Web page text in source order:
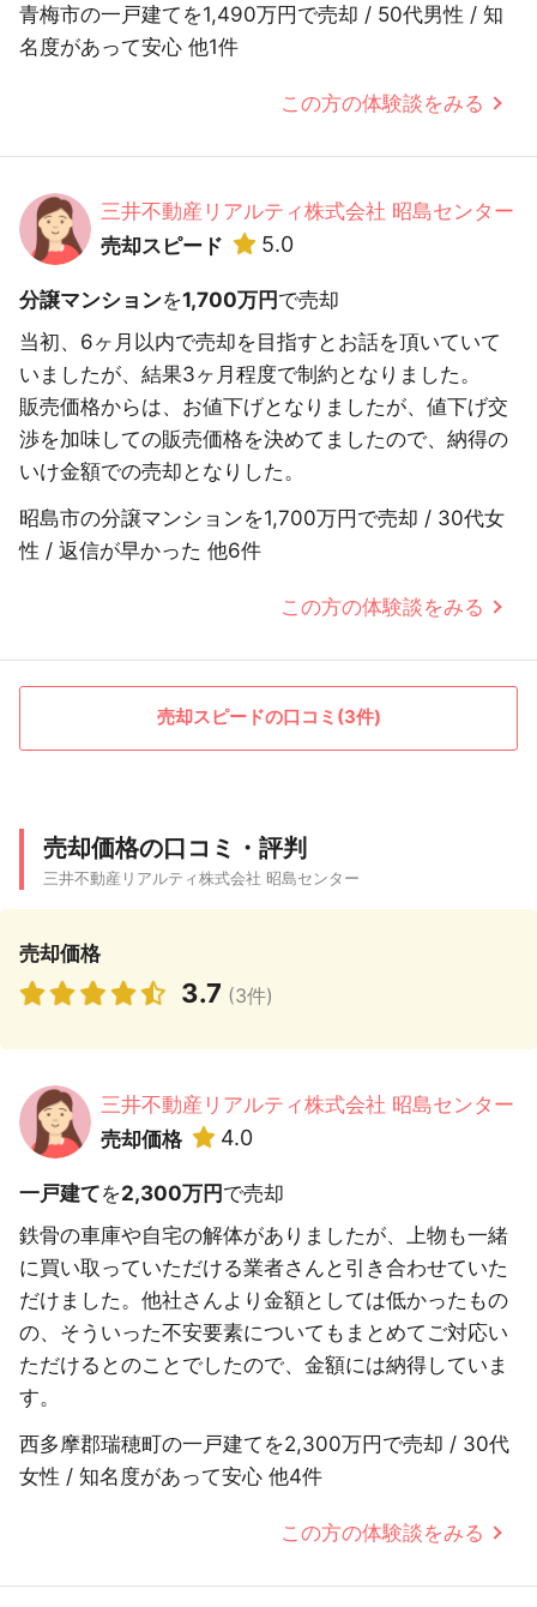
青梅市の一戸建てを1,490万円で売却 / 50代男性 / 知
名度があって安心 他1件
この方の体験談をみる
三井不動産リアルティ株式会社 昭島センター
売却スピード
5.0
分譲マンションを1,700万円 で売却
当初、6ヶ月以内で売却を目指すとお話を頂いていて
いましたが、結果3ヶ月程度で制約となりました。
販売価格からは、お値下げとなりましたが、値下げ交
渉を加味しての販売価格を決めてましたので、納得の
いけ金額での売却となりした。
昭島市の分譲マンションを1,700万円で売却 / 30代女
性 / 返信が早かった 他6件
この方の体験談をみる
売却スピードの口コミ(3件)
売却価格の口コミ・評判
三井不動産リアルティ株式会社 昭島センター
売却価格
3.7 (3件)
三井不動産リアルティ株式会社 昭島センター
売却価格
4.0
一戸建てを2,300万円で売却
鉄骨の車庫や自宅の解体がありましたが、上物も一緒
に買い取っていただける業者さんと引き合わせていた
だけました。他社さんより金額としては低かったもの
の、そういった不安要素についてもまとめてご対応い
ただけるとのことでしたので、金額には納得していま
す。
西多摩郡瑞穂町の一戸建てを2,300万円で売却 / 30代
女性 / 知名度があって安心 他4件
この方の体験談をみる